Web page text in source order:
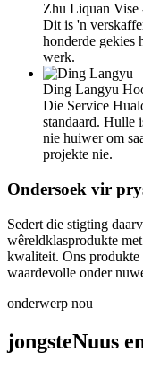
Zhu Liquan Vise
Dit is 'n
honderde gekies
werk.
Ding Langyu
Die Service
standaard. Hulle
nie huiwer om
projekte nie.
Ondersoek vir
Sedert die stigting
wêreldklasprodukte
kwaliteit. Ons produkte
waardevolle onder
onderwerp nou
jongsteNuus